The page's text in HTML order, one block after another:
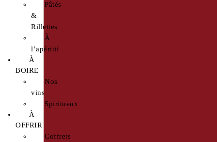
Pâtés
&
Rillettes
À
l’apéritif
À
BOIRE
Nos
vins
Spiritueux
À
OFFRIR
Coffrets